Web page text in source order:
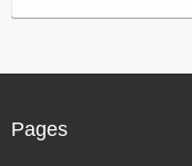
v
Pages